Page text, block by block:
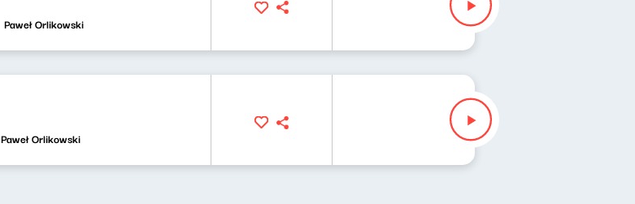
Paweł Orlikowski
Paweł Orlikowski